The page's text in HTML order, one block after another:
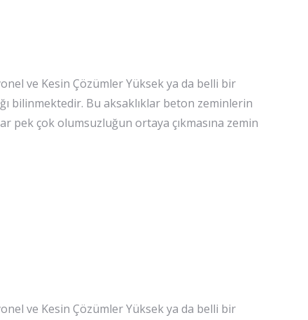
ve Kesin Çözümler Yüksek ya da belli bir
bilinmektedir. Bu aksaklıklar beton zeminlerin
pek çok olumsuzluğun ortaya çıkmasına zemin
ve Kesin Çözümler Yüksek ya da belli bir